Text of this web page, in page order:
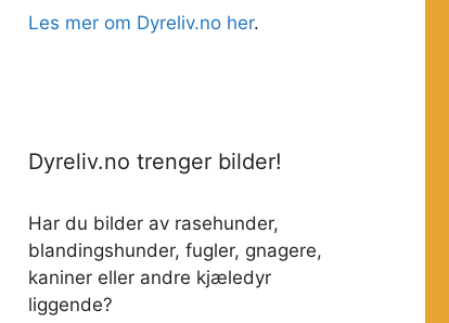
Les mer om Dyreliv.no her.
Dyreliv.no trenger bilder!
Har du bilder av rasehunder,
blandingshunder, fugler, gnagere,
kaniner eller andre kjæledyr
liggende?